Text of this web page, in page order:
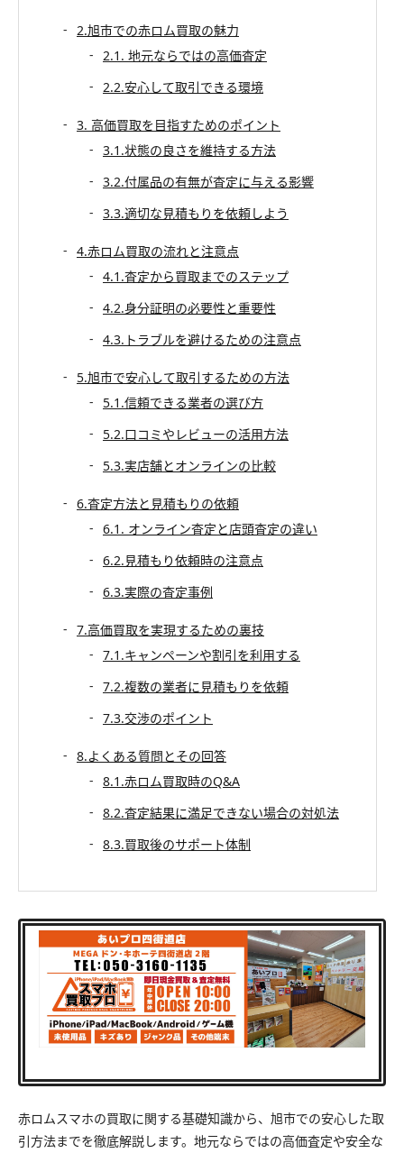
2.旭市での赤ロム買取の魅力
2.1. 地元ならではの高価査定
2.2.安心して取引できる環境
3. 高価買取を目指すためのポイント
3.1.状態の良さを維持する方法
3.2.付属品の有無が査定に与える影響
3.3.適切な見積もりを依頼しよう
4.赤ロム買取の流れと注意点
4.1.査定から買取までのステップ
4.2.身分証明の必要性と重要性
4.3.トラブルを避けるための注意点
5.旭市で安心して取引するための方法
5.1.信頼できる業者の選び方
5.2.口コミやレビューの活用方法
5.3.実店舗とオンラインの比較
6.査定方法と見積もりの依頼
6.1. オンライン査定と店頭査定の違い
6.2.見積もり依頼時の注意点
6.3.実際の査定事例
7.高価買取を実現するための裏技
7.1.キャンペーンや割引を利用する
7.2.複数の業者に見積もりを依頼
7.3.交渉のポイント
8.よくある質問とその回答
8.1.赤ロム買取時のQ&A
8.2.査定結果に満足できない場合の対処法
8.3.買取後のサポート体制
赤ロムスマホの買取に関する基礎知識から、旭市での安心した取
引方法までを徹底解説します。地元ならではの高価査定や安全な